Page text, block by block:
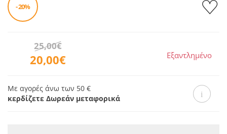
- 20%
20,00€
25,00€
Εξαντλημένο
Με αγορές άνω των 50 €
κερδίζετε Δωρεάν μεταφορικά